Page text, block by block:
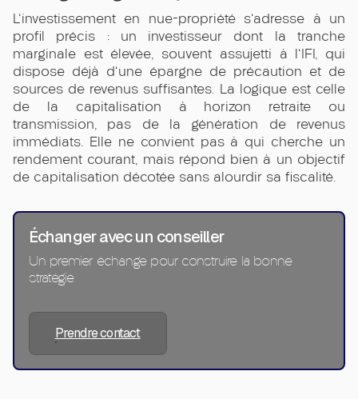
L'investissement en nue-propriété s'adresse à un
profil précis : un investisseur dont la tranche
marginale est élevée, souvent assujetti à l'IFI, qui
dispose déjà d'une épargne de précaution et de
sources de revenus suffisantes. La logique est celle
de la capitalisation à horizon retraite ou
transmission, pas de la génération de revenus
immédiats. Elle ne convient pas à qui cherche un
rendement courant, mais répond bien à un objectif
de capitalisation décotée sans alourdir sa fiscalité.
Échanger avec un conseiller
Un premier échange pour construire la bonne
stratégie
Prendre contact